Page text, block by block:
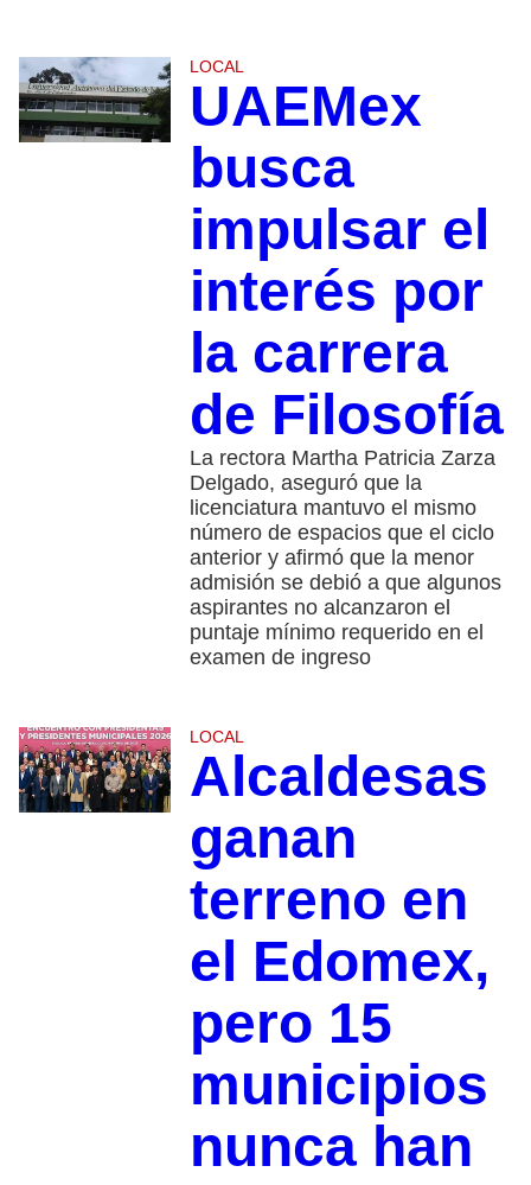
LOCAL
UAEMex
busca
impulsar el
interés por
la carrera
de Filosofía
La rectora Martha Patricia Zarza
Delgado, aseguró que la
licenciatura mantuvo el mismo
número de espacios que el ciclo
anterior y afirmó que la menor
admisión se debió a que algunos
aspirantes no alcanzaron el
puntaje mínimo requerido en el
examen de ingreso
LOCAL
Alcaldesas
ganan
terreno en
el Edomex,
pero 15
municipios
nunca han